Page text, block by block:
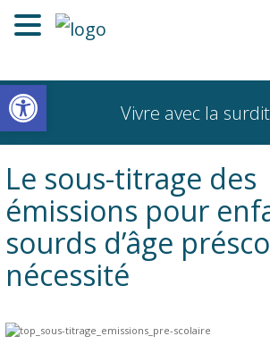
Vivre avec la
Le sous-titrage des
émissions pour
sourds d’âge
nécessité
Ouvrir la barre d’outils